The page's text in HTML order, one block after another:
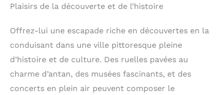
Plaisirs de la découverte et de l’histoire
Offrez-lui une escapade riche en découvertes en la
conduisant dans une ville pittoresque pleine
d’histoire et de culture. Des ruelles pavées au
charme d’antan, des musées fascinants, et des
concerts en plein air peuvent composer le